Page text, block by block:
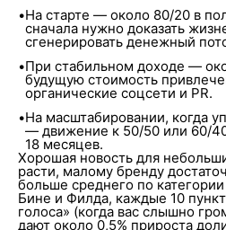
•На старте — около 80/20 в
сначала нужно доказать
сгенерировать денежный
•При стабильном доходе —
будущую стоимость
органические соцсети и PR.
•На масштабировании, когда
— движение к 50/50 или 60/
18 месяцев.
Хорошая новость для
расти, малому бренду
больше среднего по
Бине и Филда, каждые 10
голоса» (когда вас слышно
дают около 0,5% прироста